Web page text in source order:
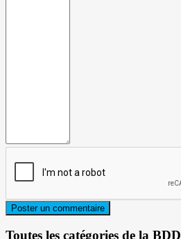
Toutes les catégories de la BDD